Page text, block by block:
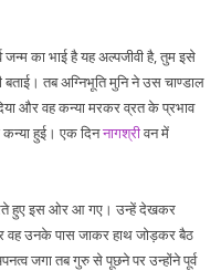
जन्म का भाई है यह अल्पजीवी है, तुम इसे
तब अग्निभूति मुनि ने उस चाण्डाल
और वह कन्या मरकर व्रत के प्रभाव
कन्या हुई। एक दिननागश्रीवन में
करते हुए इस ओर आ गए। उन्हें देखकर
वह उनके पास जाकर हाथ जोड़कर बैठ
जगा तब गुरु से पूछने पर उन्होंने पूर्व